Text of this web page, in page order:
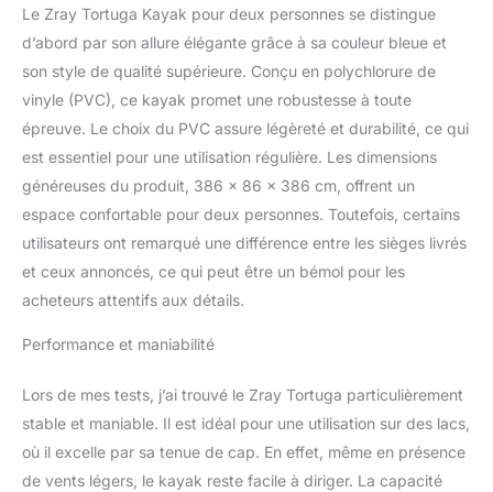
optimales Le kayak haut
de gamme de ZRAY
combine le meilleur
confort de conduite et
une maniabilité pratique.
Contenu de la livraison:
TOUTUGA KAJAK 386 x
pompe avec manomètre,
2 sièges avec dossier
drop stitch, 2 palettes
doubles en aluminium, 2
dos pratique. Kayak
spéciales adaptées pour
2 personnes
Construction à double
perle extérieure et fond
Le Zray Tortuga Kayak pour deux personnes se distingue
d’abord par son allure élégante grâce à sa couleur bleue et
son style de qualité supérieure. Conçu en polychlorure de
vinyle (PVC), ce kayak promet une robustesse à toute
épreuve. Le choix du PVC assure légèreté et durabilité, ce qui
est essentiel pour une utilisation régulière. Les dimensions
généreuses du produit, 386 x 86 x 386 cm, offrent un
espace confortable pour deux personnes. Toutefois, certains
utilisateurs ont remarqué une différence entre les sièges livrés
et ceux annoncés, ce qui peut être un bémol pour les
acheteurs attentifs aux détails.
Performance et maniabilité
Lors de mes tests, j’ai trouvé le Zray Tortuga particulièrement
stable et maniable. Il est idéal pour une utilisation sur des lacs,
où il excelle par sa tenue de cap. En effet, même en présence
de vents légers, le kayak reste facile à diriger. La capacité